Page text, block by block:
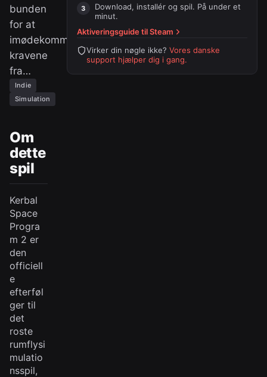
bunden
for at
imødekomme
kravene
fra…
Indie
Simulation
Download, installér og spil. På under et
minut.
Aktiveringsguide tilSteam
Virker din nøgle ikke? Vores danske
support hjælper dig i gang.
Om
dette
spil
Kerbal
Space
Progra
m 2 er
den
officiell
e
efterføl
ger til
det
roste
rumflysi
mulatio
nsspil,